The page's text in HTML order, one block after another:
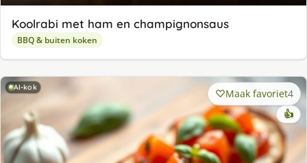
Koolrabi met ham en champignonsaus
BBQ & buiten koken
AI-kok Maak favoriet4
👍